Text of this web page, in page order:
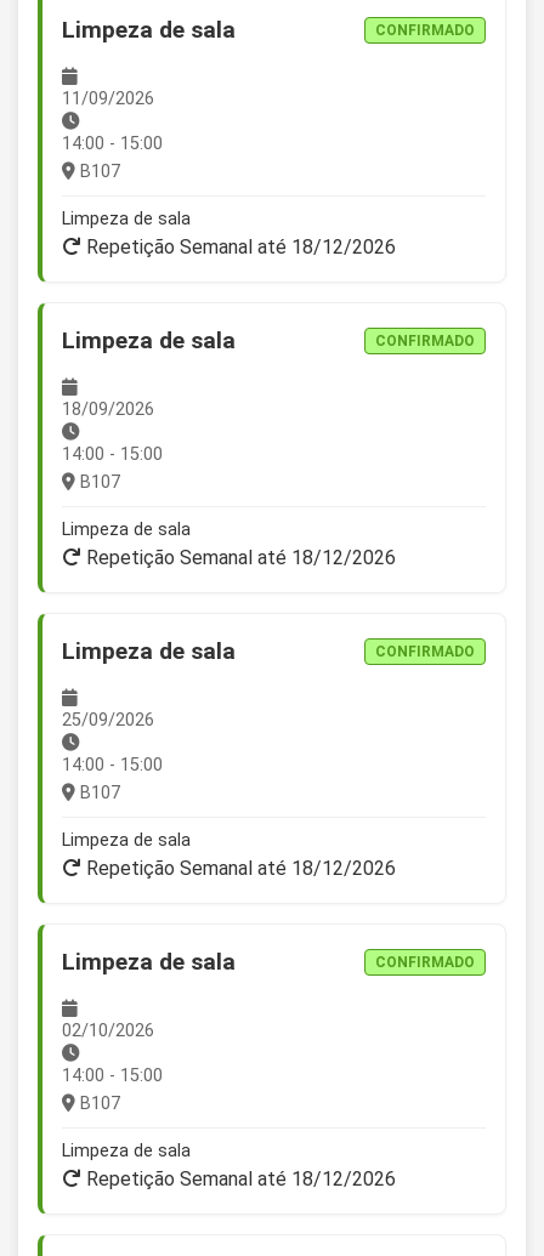
Limpeza de sala CONFIRMADO
11/09/2026
14:00 - 15:00
B107
Limpeza de sala
Repetição Semanal até 18/12/2026
Limpeza de sala CONFIRMADO
18/09/2026
14:00 - 15:00
B107
Limpeza de sala
Repetição Semanal até 18/12/2026
Limpeza de sala CONFIRMADO
25/09/2026
14:00 - 15:00
B107
Limpeza de sala
Repetição Semanal até 18/12/2026
Limpeza de sala CONFIRMADO
02/10/2026
14:00 - 15:00
B107
Limpeza de sala
Repetição Semanal até 18/12/2026